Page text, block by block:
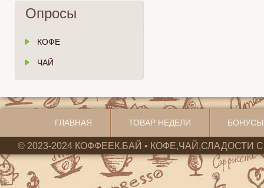
Опросы
КОФЕ
ЧАЙ
ГЛАВНАЯ ТОВАР НЕДЕЛИ
© 2023-2024 КОФФЕЕК.БАЙ • КОФЕ,ЧАЙ,СЛАДОСТИ С